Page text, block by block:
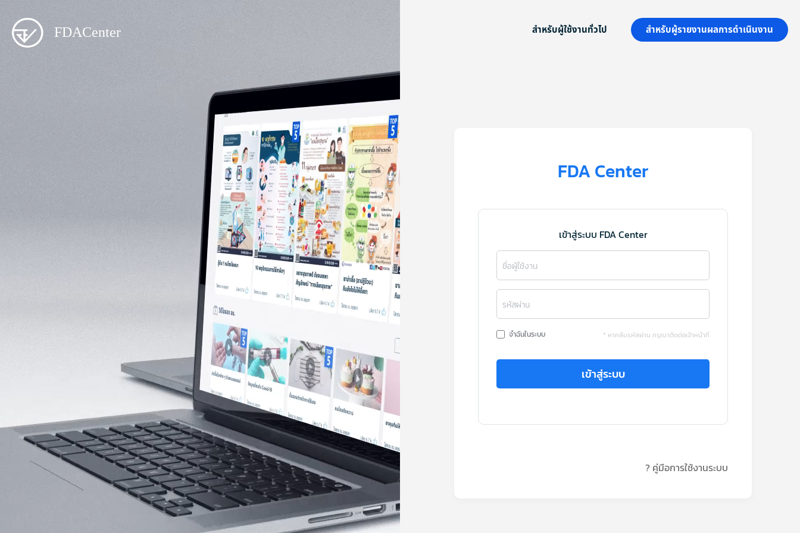
สำหรับผู้ใช้งานทั่วไป สำหรับผู้รายงานผลการดำเนินงาน
FDA Center
เข้าสู่ระบบ FDA Center
ชื่อผู้ใช้งาน
รหัสผ่าน
จำฉันในระบบ * หากลืมรหัสผ่าน กรุณาติดต่อเจ้าหน้าที่
เข้าสู่ระบบ
? คู่มือการใช้งานระบบ